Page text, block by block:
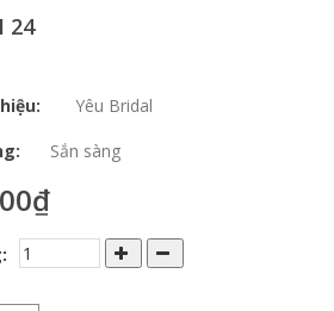
24
Yêu Bridal
Sắn sàng